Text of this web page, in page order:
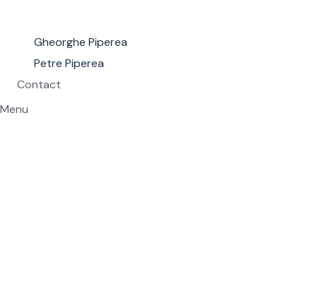
Gheorghe Piperea
Petre Piperea
Contact
Menu